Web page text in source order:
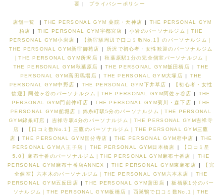
要 | プライバシーポリシー
店舗一覧 THE PERSONAL GYM 薬院・天神店
THE PERSONAL GYM
柏店
THE PERSONAL GYM宇都宮店
小岩のパーソナルジム｜THE
PERSONAL GYM小岩店
【新宿駅周辺で口コミ数No.1】のパーソナルジム｜
THE PERSONAL GYM新宿御苑店
所沢で初心者・女性歓迎のパーソナルジム
｜THE PERSONAL GYM所沢店
秋葉原駅1分の完全個室パーソナルジム｜
THE PERSONAL GYM秋葉原店
THE PERSONAL GYM飯田橋店
THE
PERSONAL GYM高田馬場店
THE PERSONAL GYM大塚店
THE
PERSONAL GYM中野店
THE PERSONAL GYM下井草店
【初心者・女性
歓迎】阿佐ヶ谷のパーソナルジム｜THE PERSONAL GYM阿佐ヶ谷店
THE
PERSONAL GYM門前仲町店
THE PERSONAL GYM菊川・森下店
THE
PERSONAL GYM船堀店
錦糸町駅5分のパーソナルジム｜THE PERSONAL
GYM錦糸町店
吉祥寺駅4分のパーソナルジム｜THE PERSONAL GYM吉祥寺
店
【口コミ数No.1】三鷹のパーソナルジム｜THE PERSONAL GYM三鷹
店
THE PERSONAL GYM国分寺店 THE PERSONAL GYM府中店
THE
PERSONAL GYM八王子店
THE PERSONAL GYM日本橋店
【口コミ星
5.0】麻布十番のパーソナルジム｜THE PERSONAL GYM麻布十番店
THE
PERSONAL GYM麻布十番店ANNEX
THE PERSONAL GYM東麻布店
【完
全個室】六本木のパーソナルジム｜THE PERSONAL GYM六本木店
THE
PERSONAL GYM五反田店
THE PERSONAL GYM蒲田店
板橋駅1分のパー
ソナルジム｜THE PERSONAL GYM板橋店
西巣鴨で口コミ数No.1｜THE